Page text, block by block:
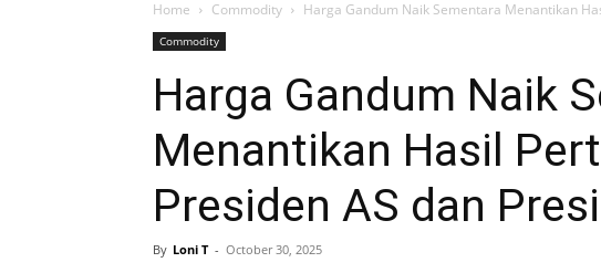
Home Commodity Harga Gandum Naik Sementara Menantikan
Commodity
Harga Gandum Naik
Menantikan Hasil
Presiden AS dan
By Loni T - October 30, 2025